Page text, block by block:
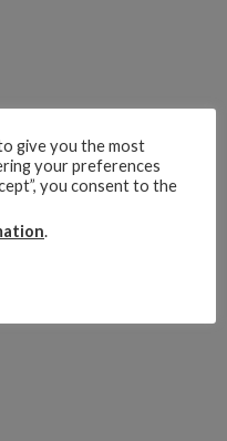
give you the most
your preferences
you consent to the
.